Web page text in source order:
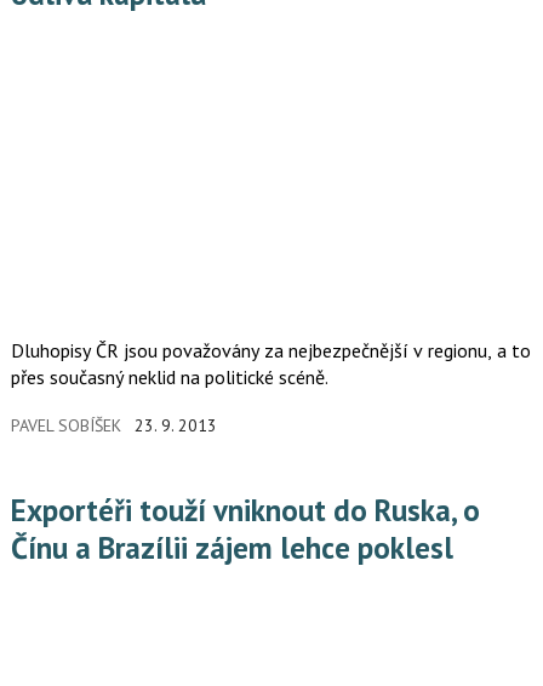
Dluhopisy ČR jsou považovány za nejbezpečnější v regionu, a to
přes současný neklid na politické scéně.
PAVEL SOBÍŠEK 23. 9. 2013
Exportéři touží vniknout do Ruska, o
Čínu a Brazílii zájem lehce poklesl